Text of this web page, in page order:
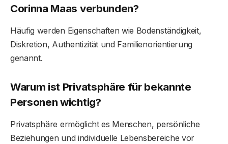
Corinna Maas verbunden?
Häufig werden Eigenschaften wie Bodenständigkeit,
Diskretion, Authentizität und Familienorientierung
genannt.
Warum ist Privatsphäre für bekannte
Personen wichtig?
Privatsphäre ermöglicht es Menschen, persönliche
Beziehungen und individuelle Lebensbereiche vor